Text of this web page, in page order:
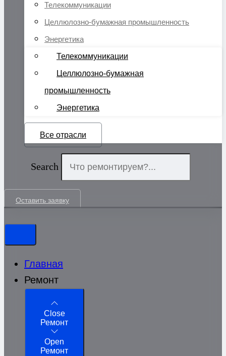
Телекоммуникации
Целлюлозно-бумажная промышленность
Энергетика
Телекоммуникации
Целлюлозно-бумажная
промышленность
Энергетика
Все отрасли
Search
Оставить заявку
Главная
Ремонт
Close
Ремонт
Open
Ремонт